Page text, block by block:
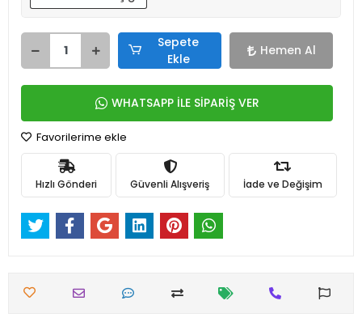
Sepete
Ekle
Hemen Al
WHATSAPP İLE SİPARİŞ VER
Favorilerime ekle
Hızlı Gönderi Güvenli Alışveriş İade ve Değişim